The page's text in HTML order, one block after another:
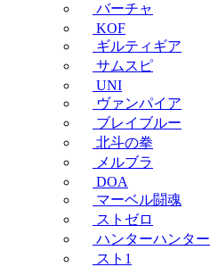
バーチャ
KOF
ギルティギア
サムスピ
UNI
ヴァンパイア
ブレイブルー
北斗の拳
メルブラ
DOA
マーベル闘魂
ストゼロ
ハンターハンター
スト1